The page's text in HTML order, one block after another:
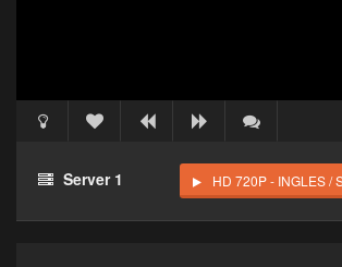
Haz clic 3 veces en el botón para
reproductor
Server 1 HD 720P - INGLES /